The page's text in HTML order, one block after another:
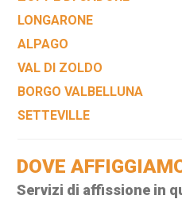
LONGARONE
ALPAGO
VAL DI ZOLDO
BORGO VALBELLUNA
SETTEVILLE
DOVE
Servizi di affissione in